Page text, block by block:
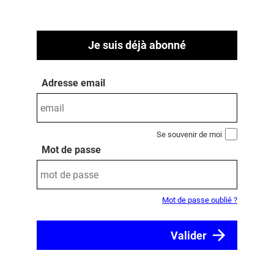
Je suis déjà abonné
Adresse email
Se souvenir de moi
Mot de passe
Mot de passe oublié ?